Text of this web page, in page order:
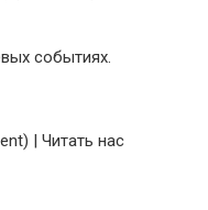
событиях.
| Читать нас